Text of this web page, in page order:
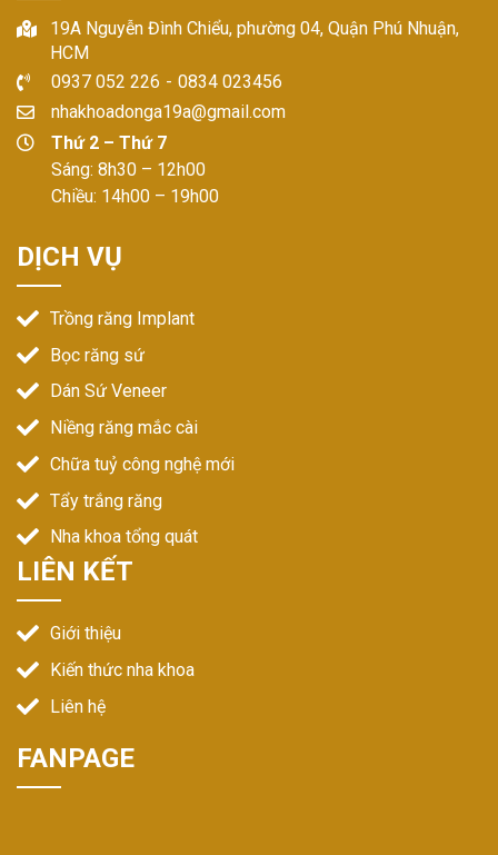
19A Nguyễn Đình Chiểu, phường 04, Quận Phú Nhuận,
HCM
0937 052 226 - 0834 023456
nhakhoadonga19a@gmail.com
Thứ 2 – Thứ 7
Sáng: 8h30 – 12h00
Chiều: 14h00 – 19h00
DỊCH VỤ
Trồng răng Implant
Bọc răng sứ
Dán Sứ Veneer
Niềng răng mắc cài
Chữa tuỷ công nghệ mới
Tẩy trắng răng
Nha khoa tổng quát
LIÊN KẾT
Giới thiệu
Kiến thức nha khoa
Liên hệ
FANPAGE